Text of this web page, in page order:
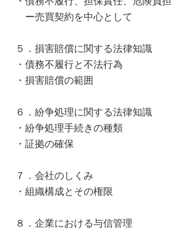
ー売買契約を中心として
５．損害賠償に関する法律知識
・債務不履行と不法行為
・損害賠償の範囲
６．紛争処理に関する法律知識
・紛争処理手続きの種類
・証拠の確保
７．会社のしくみ
・組織構成とその権限
８．企業における与信管理